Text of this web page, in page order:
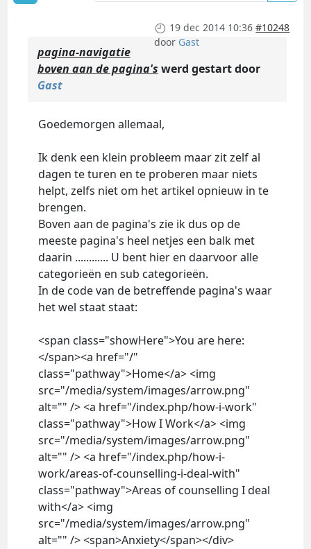
19 dec 2014 10:36 #10248
door Gast
pagina-navigatie
boven aan de pagina's werd gestart door
Gast
Goedemorgen allemaal,
Ik denk een klein probleem maar zit zelf al
dagen te turen en te proberen maar niets
helpt, zelfs niet om het artikel opnieuw in te
brengen.
Boven aan de pagina's zie ik dus op de
meeste pagina's heel netjes een balk met
daarin ............ U bent hier en daarvoor alle
categorieën en sub categorieën.
In de code van de betreffende pagina's waar
het wel staat staat:
<span class="showHere">You are here:
</span><a href="/"
class="pathway">Home</a> <img
src="/media/system/images/arrow.png"
alt="" /> <a href="/index.php/how-i-work"
class="pathway">How I Work</a> <img
src="/media/system/images/arrow.png"
alt="" /> <a href="/index.php/how-i-
work/areas-of-counselling-i-deal-with"
class="pathway">Areas of counselling I deal
with</a> <img
src="/media/system/images/arrow.png"
alt="" /> <span>Anxiety</span></div>